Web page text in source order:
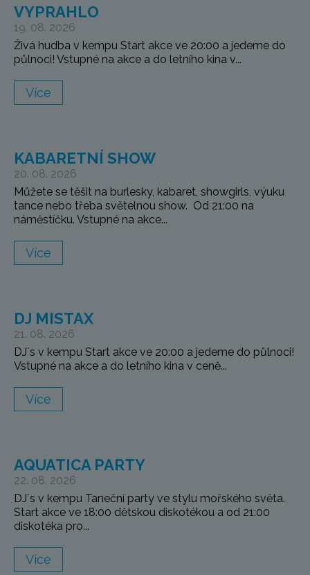
VYPRAHLO
19. 08. 2026
Živá hudba v kempu Start akce ve 20:00 a jedeme do
půlnoci! Vstupné na akce a do letního kina v...
Více
KABARETNÍ SHOW
20. 08. 2026
Můžete se těšit na burlesky, kabaret, showgirls, výuku
tance nebo třeba světelnou show. Od 21:00 na
náměstíčku. Vstupné na akce...
Více
DJ MISTAX
21. 08. 2026
DJ`s v kempu Start akce ve 20:00 a jedeme do půlnoci!
Vstupné na akce a do letního kina v ceně...
Více
AQUATICA PARTY
22. 08. 2026
DJ`s v kempu Taneční party ve stylu mořského světa.
Start akce ve 18:00 dětskou diskotékou a od 21:00
diskotéka pro...
Více